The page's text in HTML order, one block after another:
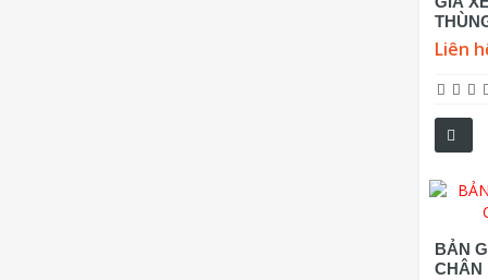
Liên
BẢN
CHÂN